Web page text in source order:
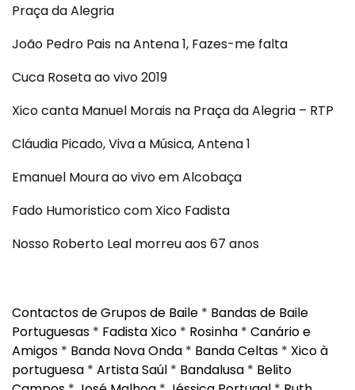
Praça da Alegria
João Pedro Pais na Antena 1, Fazes-me falta
Cuca Roseta ao vivo 2019
Xico canta Manuel Morais na Praça da Alegria – RTP
Cláudia Picado, Viva a Música, Antena 1
Emanuel Moura ao vivo em Alcobaça
Fado Humoristico com Xico Fadista
Nosso Roberto Leal morreu aos 67 anos
Contactos de Grupos de Baile * Bandas de Baile
Portuguesas * Fadista Xico * Rosinha * Canário e
Amigos * Banda Nova Onda * Banda Celtas * Xico à
portuguesa * Artista Saúl * Bandalusa * Belito